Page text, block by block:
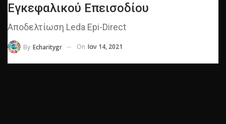
Εγκεφαλικού Επεισοδίου
Αποδελτίωση Leda Epi-Direct
By Echaritygr On Ιαν 14, 2021